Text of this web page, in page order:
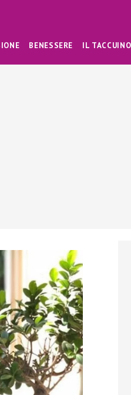
BENESSERE IL